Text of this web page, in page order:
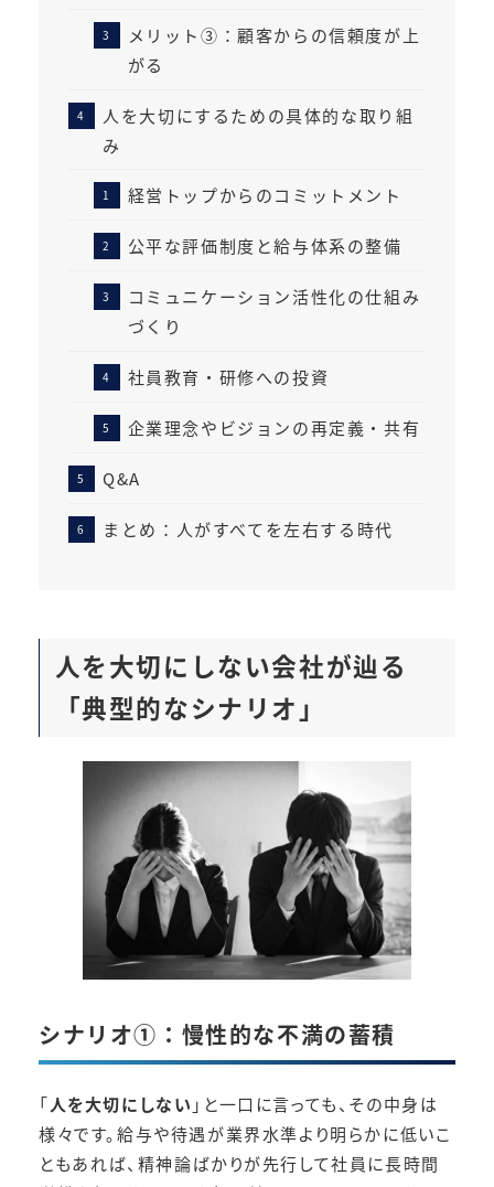
メリット③：顧客からの信頼度が上
がる
人を大切にするための具体的な取り組
み
経営トップからのコミットメント
公平な評価制度と給与体系の整備
コミュニケーション活性化の仕組み
づくり
社員教育・研修への投資
企業理念やビジョンの再定義・共有
Q&A
まとめ：人がすべてを左右する時代
人を大切にしない会社が辿る
「典型的なシナリオ」
シナリオ①：慢性的な不満の蓄積
「人を大切にしない 」と一口に言っても、その中身は
様々です。給与や待遇が業界水準より明らかに低いこ
ともあれば、精神論ばかりが先行して社員に長時間